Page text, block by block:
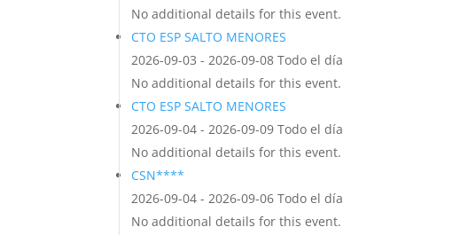
No additional details for this event.
CTO ESP SALTO MENORES
2026-09-03 - 2026-09-08 Todo el día
No additional details for this event.
CTO ESP SALTO MENORES
2026-09-04 - 2026-09-09 Todo el día
No additional details for this event.
CSN****
2026-09-04 - 2026-09-06 Todo el día
No additional details for this event.